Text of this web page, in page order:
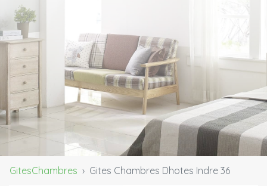
GitesChambres Gites Chambres Dhotes Indre 36